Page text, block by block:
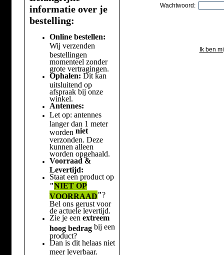
informatie over je
bestelling:
Online bestellen:
Wij verzenden
bestellingen
momenteel zonder
grote vertragingen.
Ophalen: Dit kan
uitsluitend op
afspraak bij onze
winkel.
Antennes:
Let op: antennes
langer dan 1 meter
worden niet
verzonden. Deze
kunnen alleen
worden opgehaald.
Voorraad &
Levertijd:
Staat een product op
"NIET OP
VOORRAAD"?
Bel ons gerust voor
de actuele levertijd.
Zie je een extreem
hoog bedragbij een
product?
Dan is dit helaas niet
meer leverbaar.
Wachtwoord:
Ik ben